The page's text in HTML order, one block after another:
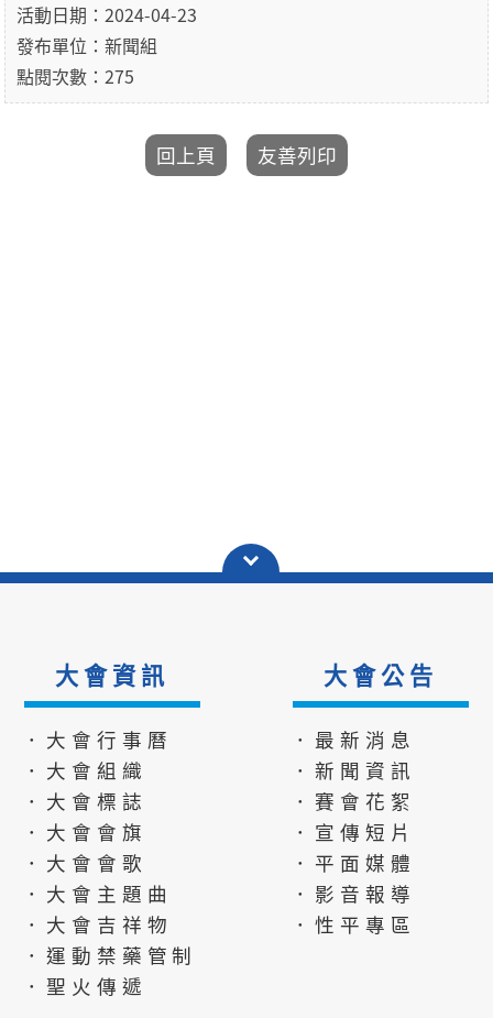
活動日期：2024-04-23
發布單位：新聞組
點閱次數：275
大會資訊
．大會行事曆
．大會組織
．大會標誌
．大會會旗
．大會會歌
．大會主題曲
．大會吉祥物
．運動禁藥管制
．聖火傳遞
大會公告
．最新消息
．新聞資訊
．賽會花絮
．宣傳短片
．平面媒體
．影音報導
．性平專區